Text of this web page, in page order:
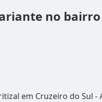
no bairro
em Cruzeiro do Sul -